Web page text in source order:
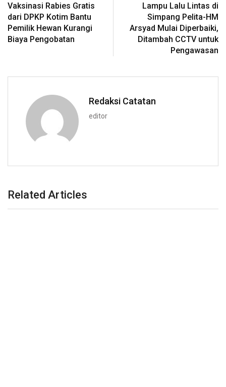
Vaksinasi Rabies Gratis
dari DPKP Kotim Bantu
Pemilik Hewan Kurangi
Biaya Pengobatan
Lampu Lalu Lintas di
Simpang Pelita-HM
Arsyad Mulai Diperbaiki,
Ditambah CCTV untuk
Pengawasan
Redaksi Catatan
editor
Related Articles